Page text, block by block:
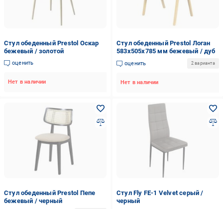
Стул обеденный Prestol Оскар
бежевый / золотой
оценить
Нет в наличии
Стул обеденный Prestol Логан
583х505х785 мм бежевый / дуб
оценить 2 варианта
Нет в наличии
Стул обеденный Prestol Пепе
бежевый / черный
Стул Fly FE-1 Velvet серый /
черный